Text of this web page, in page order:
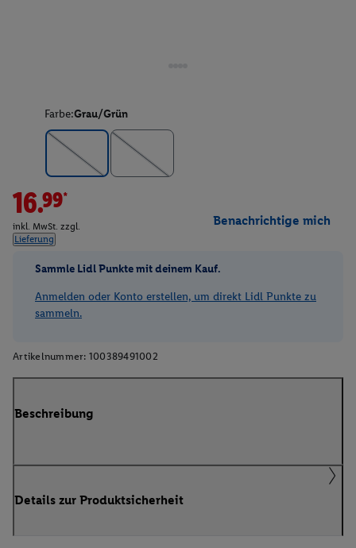
Farbe:Grau/Grün
16.99*
inkl. MwSt. zzgl.
Lieferung
Benachrichtige mich
Sammle Lidl Punkte mit deinem Kauf.
Anmelden oder Konto erstellen, um direkt Lidl Punkte zu
sammeln.
Artikelnummer: 100389491002
Beschreibung
Details zur Produktsicherheit